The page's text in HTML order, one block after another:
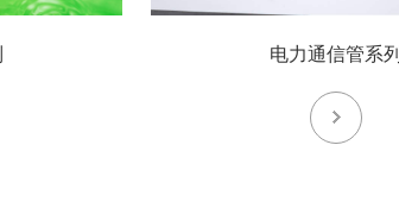
电力通信管系列